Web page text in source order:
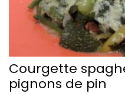
Courgette
pignons de pin